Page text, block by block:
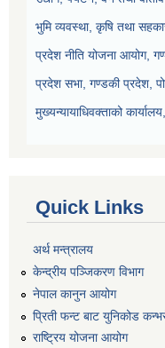
भुमि व्यवस्था, कृषि तथा
प्रदेश नीति योजना आयोग,
प्रदेश सभा, गण्डकी प्रदेश,
मुख्यन्यायाधिवक्ताको
Quick Links
अर्थ मन्त्रालय
केन्द्रीय पञ्जिकरण विभाग
नेपाल कानुन आयोग
प्रिती फन्ट बाट युनिकोड
राष्ट्रिय योजना आयोग